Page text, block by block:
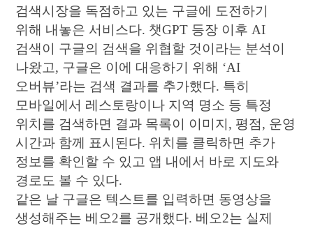
검색시장을 독점하고 있는 구글에 도전하기
위해 내놓은 서비스다. 챗GPT 등장 이후 AI
검색이 구글의 검색을 위협할 것이라는 분석이
나왔고, 구글은 이에 대응하기 위해 ‘AI
오버뷰’라는 검색 결과를 추가했다. 특히
모바일에서 레스토랑이나 지역 명소 등 특정
위치를 검색하면 결과 목록이 이미지, 평점, 운영
시간과 함께 표시된다. 위치를 클릭하면 추가
정보를 확인할 수 있고 앱 내에서 바로 지도와
경로도 볼 수 있다.
같은 날 구글은 텍스트를 입력하면 동영상을
생성해주는 베오2를 공개했다. 베오2는 실제